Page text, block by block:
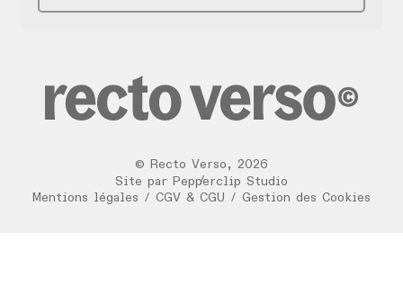
© Recto Verso , 2026
/
Site par
Pepperclip Studio
Mentions légales / CGV & CGU / Gestion des Cookies